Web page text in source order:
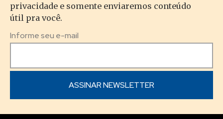
privacidade e somente enviaremos conteúdo
útil pra você.
Informe seu e-mail